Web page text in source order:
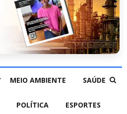
MEIO AMBIENTE SAÚDE
POLÍTICA ESPORTES